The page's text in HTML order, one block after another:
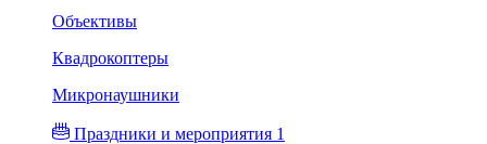
Объективы
Квадрокоптеры
Микронаушники
Праздники и мероприятия 1